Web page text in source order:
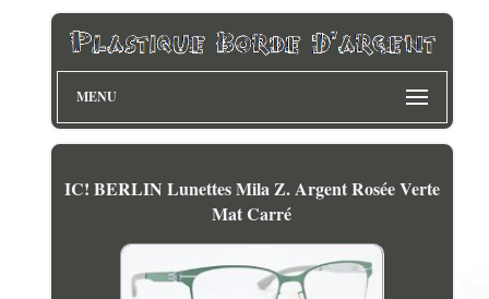
MENU
IC! BERLIN Lunettes Mila Z. Argent Rosée Verte
Mat Carré